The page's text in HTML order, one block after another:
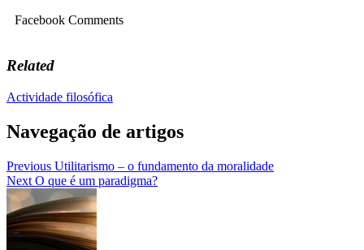
Facebook Comments
Related
Actividade filosófica
Navegação de artigos
Previous Utilitarismo – o fundamento da moralidade
Next O que é um paradigma?